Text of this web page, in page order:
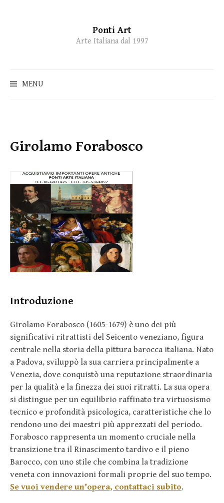
Ponti Art
Arte Italiana dal 1997
MENU
Girolamo Forabosco
Introduzione
Girolamo Forabosco (1605-1679) è uno dei più
significativi ritrattisti del Seicento veneziano, figura
centrale nella storia della pittura barocca italiana. Nato
a Padova, sviluppò la sua carriera principalmente a
Venezia, dove conquistò una reputazione straordinaria
per la qualità e la finezza dei suoi ritratti. La sua opera
si distingue per un equilibrio raffinato tra virtuosismo
tecnico e profondità psicologica, caratteristiche che lo
rendono uno dei maestri più apprezzati del periodo.
Forabosco rappresenta un momento cruciale nella
transizione tra il Rinascimento tardivo e il pieno
Barocco, con uno stile che combina la tradizione
veneta con innovazioni formali proprie del suo tempo.
Se vuoi vendere un’opera, contattaci subito.